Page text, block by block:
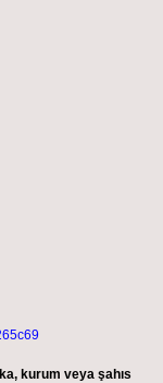
kurum veya şahıs